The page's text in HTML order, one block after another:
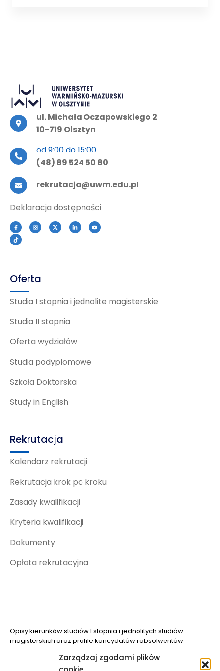
Zarządzaj zgodami plików
ul. Michała Oczapowskiego 2
10-719 Olsztyn
od 9:00 do 15:00
(48) 89 524 50 80
rekrutacja@uwm.edu.pl
Deklaracja dostępności
Oferta
Studia I stopnia i jednolite magisterskie
Studia II stopnia
Oferta wydziałów
Studia podyplomowe
Szkoła Doktorska
Study in English
Rekrutacja
Kalendarz rekrutacji
Rekrutacja krok po kroku
Zasady kwalifikacji
Kryteria kwalifikacji
Dokumenty
Opłata rekrutacyjna
Opisy kierunków studiów I stopnia i jednolitych studiów
magisterskich oraz profile kandydatów i absolwentów
UWM w Olsztynie" (nr FERS.01.05-IP.08-0048/25